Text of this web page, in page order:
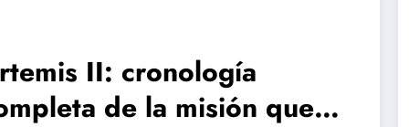
II: cronología
de la misión que